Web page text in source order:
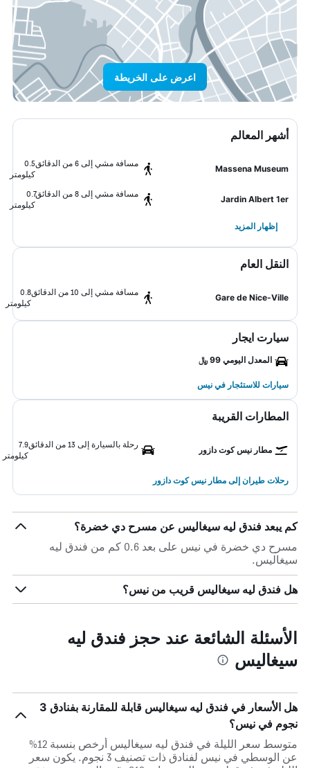
اعرض على الخريطة
أشهر المعالم
Massena Museum
مسافة مشي إلى 6 من الدقائق
0.5
كيلومتر
Jardin Albert 1er
مسافة مشي إلى 8 من الدقائق
0.7
كيلومتر
إظهار المزيد
النقل العام
Gare de Nice-Ville
مسافة مشي إلى 10 من الدقائق
0.8
كيلومتر
سيارت ايجار
المعدل اليومي 99 ﷼
سيارات للاستئجار في نيس
المطارات القريبة
مطار نيس كوت دازور
رحلة بالسيارة إلى 13 من الدقائق
7.9
كيلومتر
رحلات طيران إلى مطار نيس كوت دازور
كم يبعد فندق ليه سيغاليس عن مسرح دي خضرة؟
مسرح دي خضرة في نيس على بعد 0.6 كم من فندق ليه
سيغاليس.
هل فندق ليه سيغاليس قريب من نيس؟
الأسئلة الشائعة عند حجز فندق ليه
سيغاليس
هل الأسعار في فندق ليه سيغاليس قابلة للمقارنة بفنادق 3
نجوم في نيس؟
متوسط سعر الليلة في فندق ليه سيغاليس أرخص بنسبة 12%
عن الوسطي في نيس لفنادق ذات تصنيف 3 نجوم. يكون سعر